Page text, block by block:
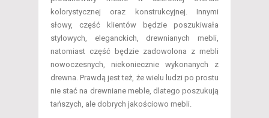
kolorystycznej oraz konstrukcyjnej. Innymi
słowy, część klientów będzie poszukiwała
stylowych, eleganckich, drewnianych mebli,
natomiast część będzie zadowolona z mebli
nowoczesnych, niekoniecznie wykonanych z
drewna. Prawdą jest też, że wielu ludzi po prostu
nie stać na drewniane meble, dlatego poszukują
tańszych, ale dobrych jakościowo mebli.